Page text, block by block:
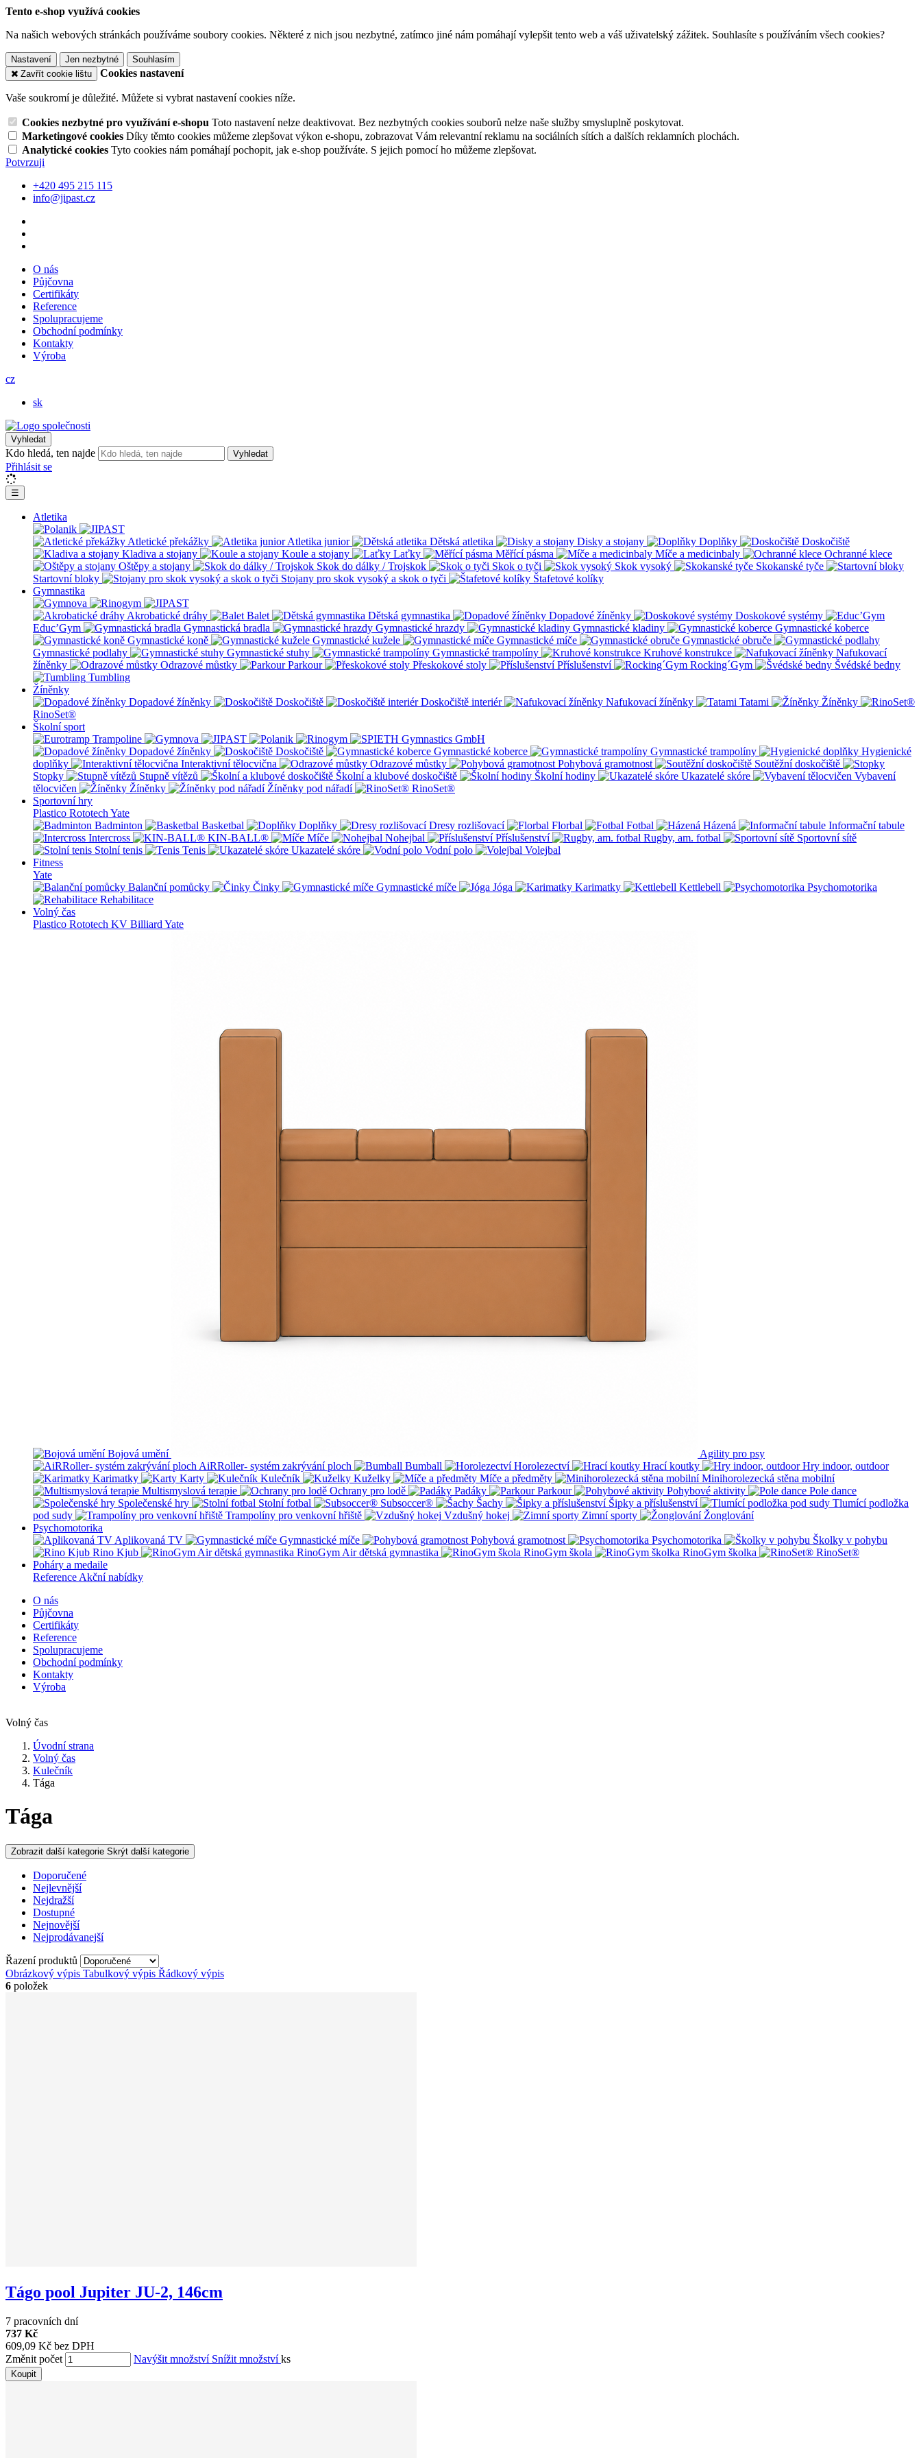
Tento e-shop využívá cookies
Na našich webových stránkách používáme soubory cookies. Některé z nich jsou nezbytné, zatímco jiné nám pomáhají vylepšit tento web a váš uživatelský zážitek. Souhlasíte s používáním všech cookies?
Nastavení Jen nezbytné
Souhlasím
Zavřít cookie lištu
Cookies nastavení
Vaše soukromí je důležité. Můžete si vybrat nastavení cookies níže.
Cookies nezbytné pro využívání e-shopu Toto nastavení nelze deaktivovat. Bez nezbytných cookies souborů nelze naše služby smysluplně poskytovat.
Marketingové cookies Díky těmto cookies můžeme zlepšovat výkon e-shopu, zobrazovat Vám relevantní reklamu na sociálních sítích a dalších reklamních plochách.
Analytické cookies Tyto cookies nám pomáhají pochopit, jak e-shop používáte. S jejich pomocí ho můžeme zlepšovat.
Potvrzuji
+420 495 215 115
info@jipast.cz
O nás
Půjčovna
Certifikáty
Reference
Spolupracujeme
Obchodní podmínky
Kontakty
Výroba
cz
sk
Vyhledat
Kdo hledá, ten najde Vyhledat
Přihlásit se
☰
Atletika
Atletické překážky Atletika junior Dětská atletika Disky a stojany Doplňky
Doskočiště
Kladiva a stojany
Koule a stojany Laťky Měřící pásma Míče a medicinbaly
Ochranné klece
Oštěpy a stojany
Skok do dálky / Trojskok Skok o tyči Skok vysoký
Skokanské tyče
Startovní bloky
Stojany pro skok vysoký a skok o tyči
Štafetové kolíky
Gymnastika
Akrobatické dráhy Balet Dětská gymnastika Dopadové žíněnky
Doskokové systémy
Educ’Gym
Gymnastická bradla Gymnastické hrazdy Gymnastické kladiny
Gymnastické koberce
Gymnastické koně
Gymnastické kužele Gymnastické míče
Gymnastické obruče
Gymnastické podlahy
Gymnastické stuhy Gymnastické trampolíny Kruhové konstrukce
Nafukovací
žíněnky
Odrazové můstky Parkour Přeskokové stoly Příslušenství Rocking´Gym
Švédské bedny
Tumbling
Žíněnky
Dopadové žíněnky
Doskočiště Doskočiště interiér Nafukovací žíněnky Tatami
Žíněnky
RinoSet®
Školní sport
Dopadové žíněnky Doskočiště Gymnastické koberce Gymnastické trampolíny
Hygienické
doplňky
Interaktivní tělocvična Odrazové můstky Pohybová gramotnost
Soutěžní doskočiště
Stopky
Stupně vítězů Školní a klubové doskočiště Školní hodiny Ukazatelé skóre
Vybavení
tělocvičen
Žíněnky Žíněnky pod nářadí
RinoSet®
Sportovní hry
Plastico Rototech Yate
Badminton
Basketbal Doplňky Dresy rozlišovací Florbal Fotbal Házená
Informační tabule
Intercross
KIN-BALL® Míče Nohejbal Příslušenství Rugby, am. fotbal
Sportovní sítě
Stolní tenis
Tenis Ukazatelé skóre Vodní polo
Volejbal
Fitness
Yate
Balanční pomůcky
Činky Gymnastické míče Jóga Karimatky Kettlebell
Psychomotorika
Rehabilitace
Volný čas
Plastico Rototech KV Billiard Yate
Bojová umění
Agility pro psy
AiRRoller- systém zakrývání ploch
Bumball Horolezectví Hrací koutky
Hry indoor, outdoor
Karimatky
Karty Kulečník Kuželky Míče a předměty
Minihorolezecká stěna mobilní
Multismyslová terapie
Ochrany pro lodě Padáky Parkour Pohybové aktivity
Pole dance
Společenské hry
Stolní fotbal Subsoccer® Šachy Šipky a příslušenství
Tlumící podložka
pod sudy
Trampolíny pro venkovní hřiště Vzdušný hokej Zimní sporty
Žonglování
Psychomotorika
Aplikovaná TV
Gymnastické míče Pohybová gramotnost Psychomotorika
Školky v pohybu
Rino Kjub
RinoGym Air dětská gymnastika RinoGym škola RinoGym školka
RinoSet®
Poháry a medaile
Reference Akční nabídky
O nás
Půjčovna
Certifikáty
Reference
Spolupracujeme
Obchodní podmínky
Kontakty
Výroba
Volný čas
Úvodní strana
Volný čas
Kulečník
Tága
Tága
Zobrazit další kategorie Skrýt další kategorie
Doporučené
Nejlevnější
Nejdražší
Dostupné
Nejnovější
Nejprodávanejší
Řazení produktů
Obrázkový výpis Tabulkový výpis Řádkový výpis
6 položek
Tágo pool Jupiter JU-2, 146cm
7 pracovních dní
737 Kč
609,09 Kč bez DPH
Změnit počet
Navýšit množství Snížit množstvíks
Koupit